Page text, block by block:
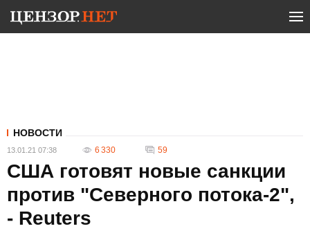
НОВОСТИ
13.01.21 07:38 6 330 59
США готовят новые санкции
против "Северного потока-2",
- Reuters